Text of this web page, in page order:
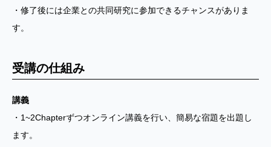
・修了後には企業との共同研究に参加できるチャンスがありま
す。
受講の仕組み
講義
・1~2Chapterずつオンライン講義を行い、簡易な宿題を出題し
ます。